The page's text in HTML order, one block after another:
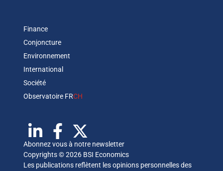
Finance
Conjoncture
Environnement
International
Société
Observatoire FRCH
Abonnez vous à notre newsletter
Copyrights © 2026 BSI Economics
Les publications reflètent les opinions personnelles des